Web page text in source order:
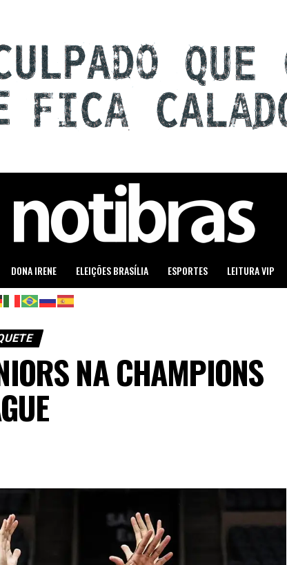
DONA IRENE ELEIÇÕES BRASÍLIA ESPORTES LEITURA VIP
NA CHAMPIONS